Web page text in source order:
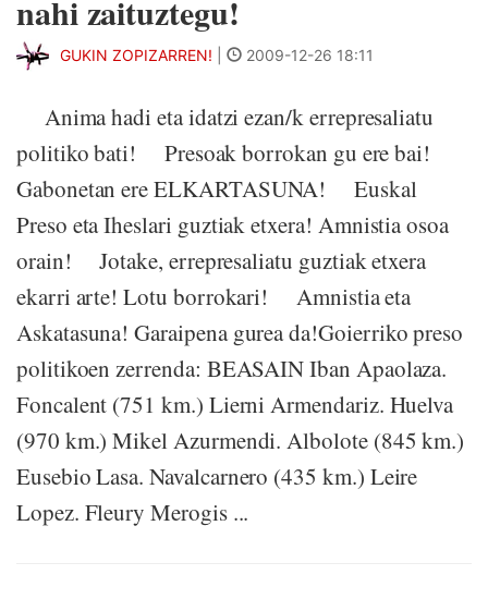
nahi zaituztegu!
GUKIN ZOPIZARREN! 2009-12-26 18:11
Anima hadi eta idatzi ezan/k errepresaliatu
politiko bati! Presoak borrokan gu ere bai!
Gabonetan ere ELKARTASUNA! Euskal
Preso eta Iheslari guztiak etxera! Amnistia osoa
orain! Jotake, errepresaliatu guztiak etxera
ekarri arte! Lotu borrokari! Amnistia eta
Askatasuna! Garaipena gurea da!Goierriko preso
politikoen zerrenda: BEASAIN Iban Apaolaza.
Foncalent (751 km.) Lierni Armendariz. Huelva
(970 km.) Mikel Azurmendi. Albolote (845 km.)
Eusebio Lasa. Navalcarnero (435 km.) Leire
Lopez. Fleury Merogis ...